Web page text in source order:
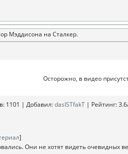
Мэддисона на Сталкер.
Осторожно, в видео
: 1101 | Добавил:dasISTfakT | Рейтинг:3.6
]
Они не хотят видеть очевидных